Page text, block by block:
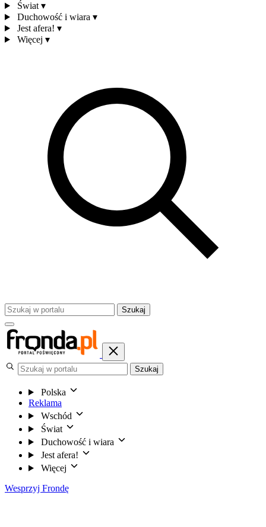
Świat ▾
Duchowość i wiara ▾
Jest afera! ▾
Więcej ▾
Szukaj
Szukaj
Polska
Reklama
Wschód
Świat
Duchowość i wiara
Jest afera!
Więcej
Wesprzyj Frondę